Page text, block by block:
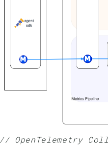
// OpenTelemetry